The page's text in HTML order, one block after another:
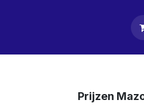
Contact
Prijzen